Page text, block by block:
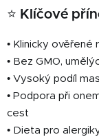
⭐ Klíčové
• Klinicky
• Bez GMO,
• Vysoký podíl
• Podpora při
cest
• Dieta pro